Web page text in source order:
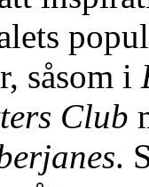
såsom i
Club
.